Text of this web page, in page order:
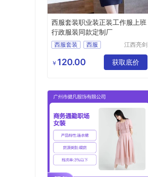
西服套装职业装正装工作服上班
行政服装同款定制厂
西服套装
西服
服装定制
江西亮剑
公司
￥ 120.00 获取底价